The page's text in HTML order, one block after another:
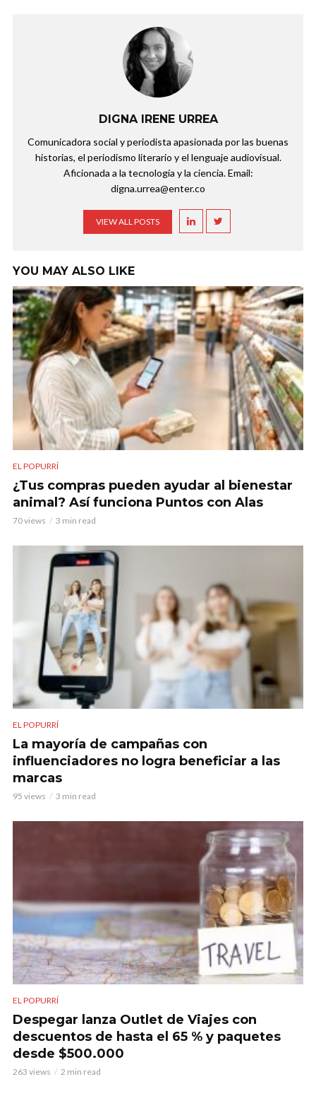
DIGNA IRENE URREA
Comunicadora social y periodista apasionada por las buenas
historias, el periodismo literario y el lenguaje audiovisual.
Aficionada a la tecnología y la ciencia. Email:
digna.urrea@enter.co
VIEW ALL POSTS
YOU MAY ALSO LIKE
EL POPURRÍ
¿Tus compras pueden ayudar al bienestar
animal? Así funciona Puntos con Alas
70 views 3 min read
EL POPURRÍ
La mayoría de campañas con
influenciadores no logra beneficiar a las
marcas
95 views 3 min read
EL POPURRÍ
Despegar lanza Outlet de Viajes con
descuentos de hasta el 65 % y paquetes
desde $500.000
263 views 2 min read